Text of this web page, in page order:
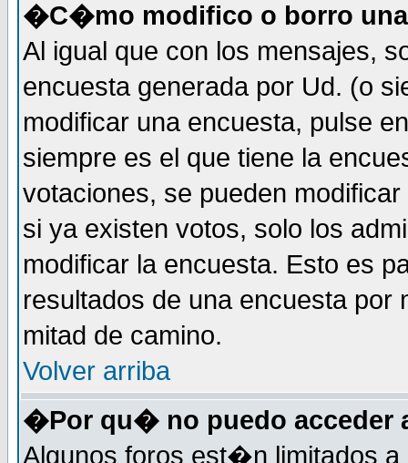
�C�mo modifico o borro
Al igual que con los mensajes,
encuesta generada por Ud. (o
modificar una encuesta, pulse
siempre es el que tiene la
votaciones, se pueden
si ya existen votos, solo los
modificar la encuesta. Esto es
resultados de una encuesta
mitad de camino.
Volver arriba
�Por qu� no puedo acceder
Algunos foros est�n limitados